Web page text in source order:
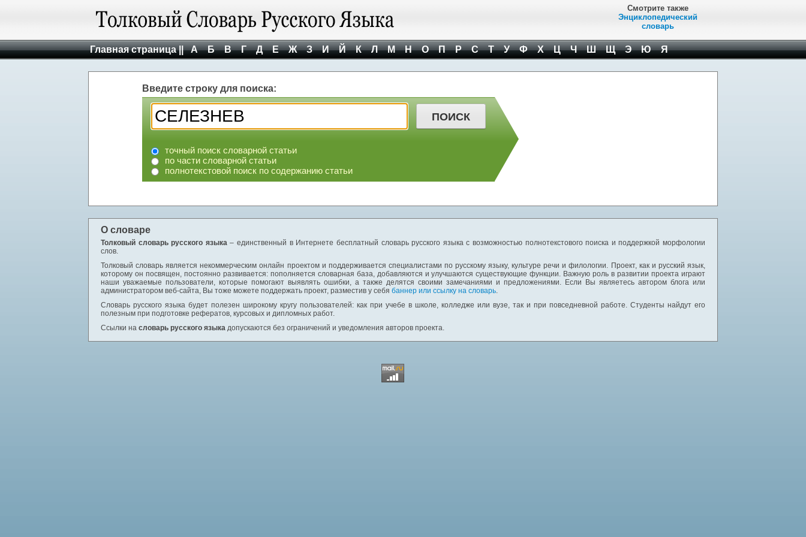
Смотрите также
Энциклопедический
словарь
Главная страница || А Б В Г Д Е Ж З И Й К Л М Н О П Р С Т У Ф Х Ц Ч Ш Щ Э Ю Я
Введите строку для поиска:
точный поиск словарной статьи
по части словарной статьи
полнотекстовой поиск по содержанию статьи
О словаре
Толковый словарь русского языка– единственный в Интернете бесплатный словарь русского языка с возможностью полнотекстового поиска и поддержкой морфологии
слов.
Толковый словарь является некоммерческим онлайн проектом и поддерживается специалистами по русскому языку, культуре речи и филологии. Проект, как и русский язык,
которому он посвящен, постоянно развивается: пополняется словарная база, добавляются и улучшаются существующие функции. Важную роль в развитии проекта играют
наши уважаемые пользователи, которые помогают выявлять ошибки, а также делятся своими замечаниями и предложениями. Если Вы являетесь автором блога или
администратором веб-сайта, Вы тоже можете поддержать проект, разместив у себя баннер или ссылку на словарь.
Словарь русского языка будет полезен широкому кругу пользователей: как при учебе в школе, колледже или вузе, так и при повседневной работе. Студенты найдут его
полезным при подготовке рефератов, курсовых и дипломных работ.
Ссылки на словарь русского языка допускаются без ограничений и уведомления авторов проекта.